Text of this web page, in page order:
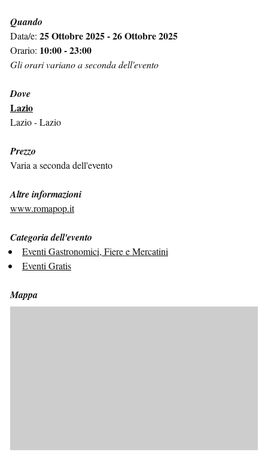
Quando
Data/e: 25 Ottobre 2025 - 26 Ottobre 2025
Orario: 10:00 - 23:00
Gli orari variano a seconda dell'evento
Dove
Lazio
Lazio - Lazio
Prezzo
Varia a seconda dell'evento
Altre informazioni
www.romapop.it
Categoria dell'evento
Eventi Gastronomici, Fiere e Mercatini
Eventi Gratis
Mappa